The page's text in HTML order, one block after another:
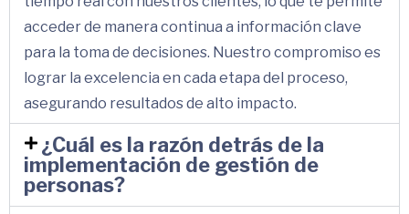
acceder de manera continua a información clave
para la toma de decisiones. Nuestro compromiso es
lograr la excelencia en cada etapa del proceso,
asegurando resultados de alto impacto.
¿Cuál es la razón detrás de la
implementación de gestión de
personas?